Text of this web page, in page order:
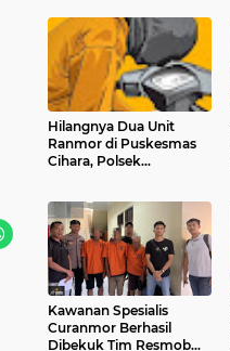
Hilangnya Dua Unit
Ranmor di Puskesmas
Cihara, Polsek
Kawanan Spesialis
Curanmor Berhasil
Dibekuk Tim Resmob